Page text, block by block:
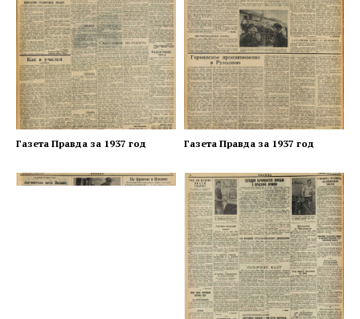
Газета Правда за 1937 год Газета Правда за 1937 год